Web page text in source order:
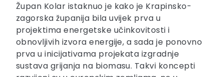
Župan Kolar istaknuo je kako je Krapinsko-
zagorska županija bila uvijek prva u
projektima energetske učinkovitosti i
obnovljivih izvora energije, a sada je ponovno
prva u inicijativama projekata izgradnje
sustava grijanja na biomasu. Takvi koncepti